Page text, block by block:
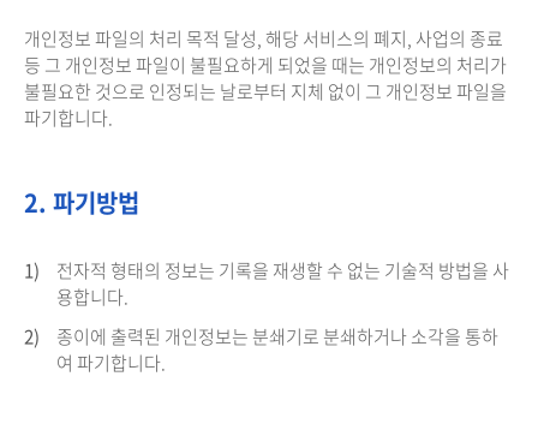
개인정보 파일의 처리 목적 달성, 해당 서비스의 폐지, 사업의 종료
등 그 개인정보 파일이 불필요하게 되었을 때는 개인정보의 처리가
불필요한 것으로 인정되는 날로부터 지체 없이 그 개인정보 파일을
파기합니다.
2. 파기방법
1)
전자적 형태의 정보는 기록을 재생할 수 없는 기술적 방법을 사
용합니다.
2)
종이에 출력된 개인정보는 분쇄기로 분쇄하거나 소각을 통하
여 파기합니다.